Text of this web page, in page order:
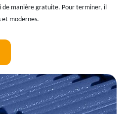
de manière gratuite. Pour terminer, il
et modernes.